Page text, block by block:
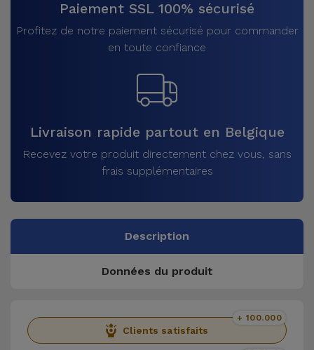
Paiement SSL 100% sécurisé
Profitez de notre paiement sécurisé pour commander
en toute confiance
Livraison rapide partout en Belgique
Recevez votre produit directement chez vous, sans
frais supplémentaires
Description
Données du produit
Clients satisfaits
+ 100.000